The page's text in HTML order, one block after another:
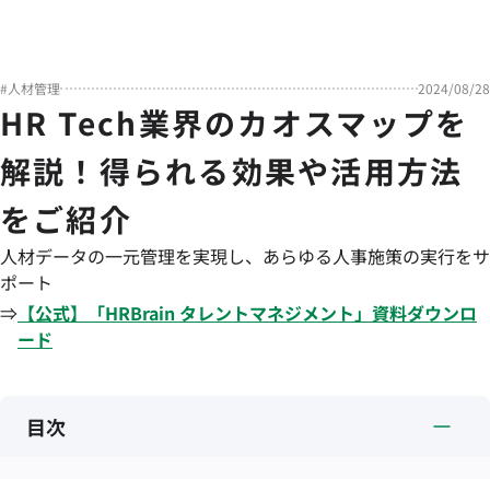
#人材管理 2024/08/28
HR Tech業界のカオスマップを
解説！得られる効果や活用方法
をご紹介
人材データの一元管理を実現し、あらゆる人事施策の実行をサ
ポート
⇒ 【公式】「HRBrain タレントマネジメント」資料ダウンロ
ード
目次